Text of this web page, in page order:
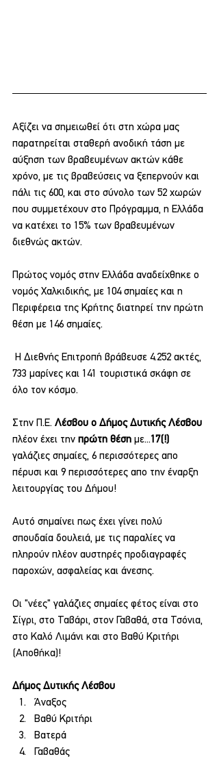
Αξίζει να σημειωθεί ότι στη χώρα μας
παρατηρείται σταθερή ανοδική τάση με
αύξηση των βραβευμένων ακτών κάθε
χρόνο, με τις βραβεύσεις να ξεπερνούν και
πάλι τις 600, και στο σύνολο των 52 χωρών
που συμμετέχουν στο Πρόγραμμα, η Ελλάδα
να κατέχει το 15% των βραβευμένων
διεθνώς ακτών.
Πρώτος νομός στην Ελλάδα αναδείχθηκε ο
νομός Χαλκιδικής, με 104 σημαίες και η
Περιφέρεια της Κρήτης διατηρεί την πρώτη
θέση με 146 σημαίες.
733 μαρίνες και 141 τουριστικά σκάφη σε
όλο τον κόσμο.
Στην Π.Ε. Λέσβου ο Δήμος Δυτικής Λέσβου
πλέον έχει την πρώτη θέση με...17(!)
γαλάζιες σημαίες, 6 περισσότερες απο
πέρυσι και 9 περισσότερες απο την έναρξη
λειτουργίας του Δήμου!
Αυτό σημαίνει πως έχει γίνει πολύ
σπουδαία δουλειά, με τις παραλίες να
πληρούν πλέον αυστηρές προδιαγραφές
παροχών, ασφαλείας και άνεσης.
Οι "νέες" γαλάζιες σημαίες φέτος είναι στο
Σίγρι, στο Ταβάρι, στον Γαβαθά, στα Τσόνια,
στο Καλό Λιμάνι και στο Βαθύ Κριτήρι
(Αποθήκα)!
Δήμος Δυτικής Λέσβου
Άναξος
Βαθύ Κριτήρι
Βατερά
Γαβαθάς